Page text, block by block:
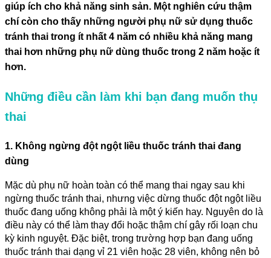
giúp ích cho khả năng sinh sản. Một nghiên cứu thậm
chí còn cho thấy những người phụ nữ sử dụng thuốc
tránh thai trong ít nhất 4 năm có nhiều khả năng mang
thai hơn những phụ nữ dùng thuốc trong 2 năm hoặc ít
hơn.
Những điều cần làm khi bạn đang muốn thụ
thai
1. Không ngừng đột ngột liều thuốc tránh thai đang
dùng
Mặc dù phụ nữ hoàn toàn có thể mang thai ngay sau khi
ngừng thuốc tránh thai, nhưng việc dừng thuốc đột ngột liều
thuốc đang uống không phải là một ý kiến ​​hay. Nguyên do là
điều này có thể làm thay đổi hoặc thậm chí gây rối loạn chu
kỳ kinh nguyệt. Đặc biệt, trong trường hợp bạn đang uống
thuốc tránh thai dạng vỉ 21 viên hoặc 28 viên, không nên bỏ